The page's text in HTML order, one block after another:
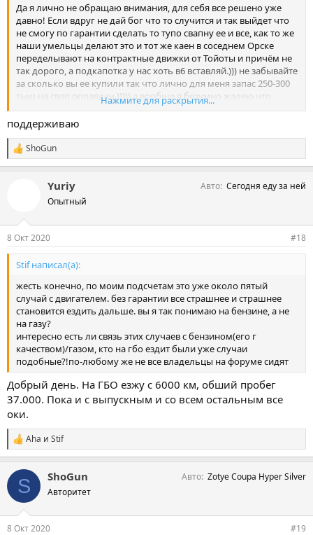
Да я лично не обращаю внимания, для себя все решено уже
давно! Если вдруг не дай бог что то случится и так выйдет что
не смогу по гарантии сделать то тупо свапну ее и все, как то же
наши умельцы делают это и тот же каен в соседнем Орске
переделывают на контрактные движки от Тойоты и причём не
так дорого, а подкапотка у нас хоть в6 вставляй.))) не забывайте
за сколько вы ее купили так что лично для меня запас 250-300
тыщ на свап оправдан.))))) а вообще я безумно жалею что
гнездюк такой мудазвон оказался что прибыльное дело
завалил! Не успел я купить и себе тоже купу (только жене
взяли) а щас локти кусаю... и ведь в замен не могу ничего
адекватного подобрать даже дороже на 500 тыщ (с учетом
скачка цен), везде есть нюансы и вопросы к машинам............
Нажмите для раскрытия...
поддерживаю
С
и
ShoGun
Yuriy
Опытный
Авто Сегодня еду за ней
8 Окт 2020 #18
Stif написал(а):
жесть конечно, по моим подсчетам это уже около пятый
случай с двигателем. без гарантии все страшнее и страшнее
становится ездить дальше. вы я так понимаю на бензине, а не
на газу?
интересно есть ли связь этих случаев с бензином(его г
качеством)/газом, кто на гбо ездит были уже случаи
подобные?!по-любому же не все владельцы на форуме сидят
Добрый день. На ГБО езжу с 6000 км, обший пробег
37.000. Пока и с выпускным и со всем остальным все
оки.
С
и
п
т
Aha и Stif
S ShoGun
Авторитет
Авто Zotye Coupa Hyper Silver
8 Окт 2020 #19